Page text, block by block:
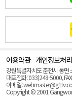
이용약관 개인정보처
강원특별자치도 춘천시 동면
대표전화: 033)248-5000,
이메일:
Copyright © 2001